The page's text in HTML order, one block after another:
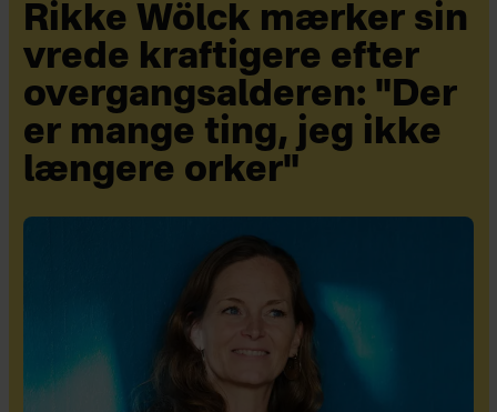
Rikke Wölck mærker sin
vrede kraftigere efter
overgangsalderen: "Der
er mange ting, jeg ikke
længere orker"